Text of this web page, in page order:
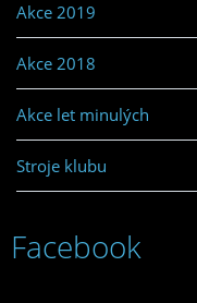
Akce 2019
Akce 2018
Akce let minulých
Stroje klubu
Facebook